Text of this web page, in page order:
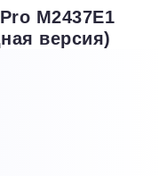
M2437E1
версия)